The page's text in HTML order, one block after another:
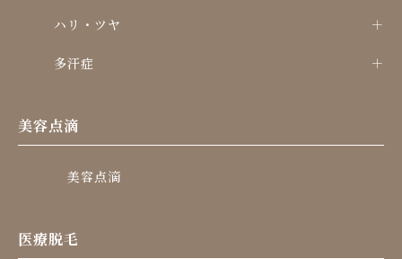
ハリ・ツヤ
多汗症
美容点滴
美容点滴
医療脱毛